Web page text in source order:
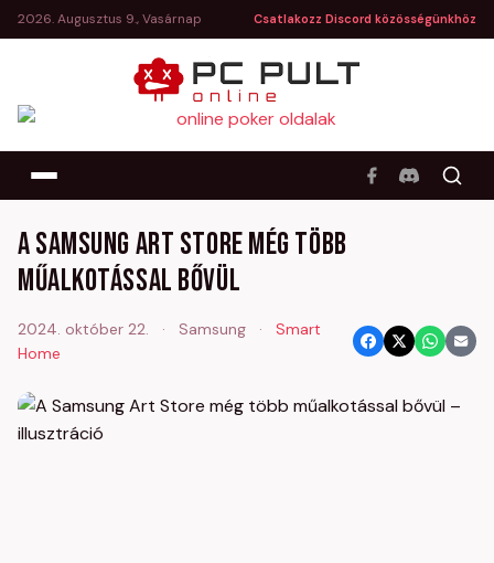
2026. Augusztus 9., Vasárnap Csatlakozz Discord közösségünkhöz
A Samsung Art Store még több
műalkotással bővül
2024. október 22. · Samsung ·
Smart
Home